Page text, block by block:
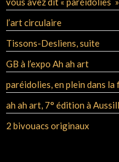
l’art circulaire
Tissons-Desliens, suite
GB à l’expo Ah ah art
paréidolies, en plein dans la
ah ah art, 7° édition à
2 bivouacs originaux